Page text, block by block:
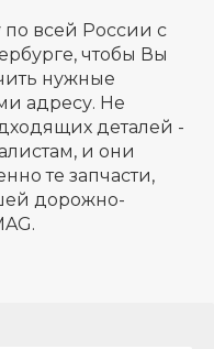
всей России с
чтобы Вы
нужные
адресу. Не
деталей -
и они
те запчасти,
дорожно-